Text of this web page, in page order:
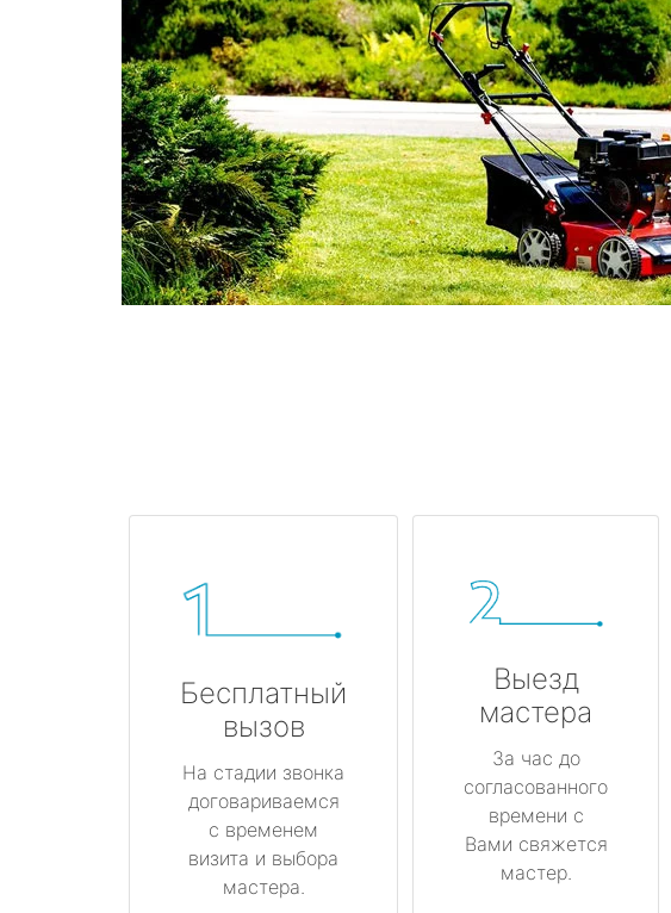
Бесплатный
вызов
На стадии звонка
договариваемся
с временем
визита и выбора
мастера.
Выезд
мастера
За час до
согласованного
времени с
Вами свяжется
мастер.